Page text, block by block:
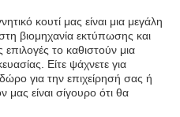
κουτί μας είναι μια μεγάλη
βιομηχανία εκτύπωσης και
το καθιστούν μια
Είτε ψάχνετε για
για την επιχείρησή σας ή
είναι σίγουρο ότι θα